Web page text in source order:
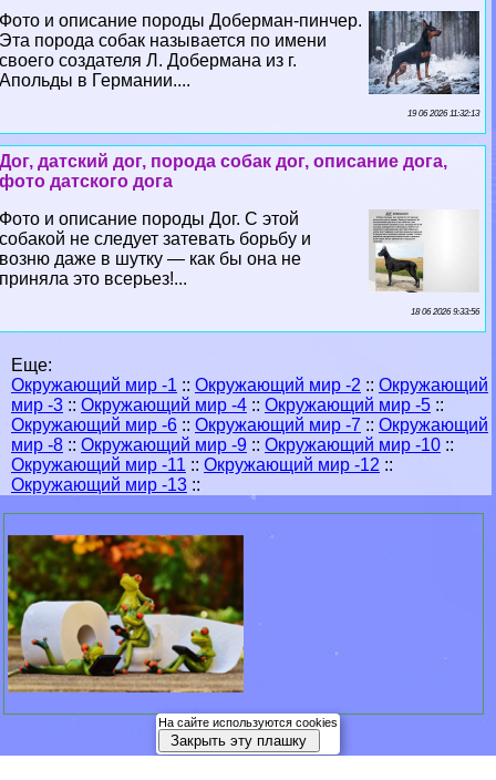
Фото и описание породы Доберман-пинчер.
Эта порода собак называется по имени
своего создателя Л. Добермана из г.
Апольды в Германии....
19 06 2026 11:32:13
Дог, датский дог, порода собак дог, описание дога,
фото датского дога
Фото и описание породы Дог. С этой
собакой не следует затевать борьбу и
возню даже в шутку — как бы она не
приняла это всерьез!...
18 06 2026 9:33:56
Еще:
Окружающий мир -1 :: Окружающий мир -2 :: Окружающий
мир -3 :: Окружающий мир -4 :: Окружающий мир -5 ::
Окружающий мир -6 :: Окружающий мир -7 :: Окружающий
мир -8 :: Окружающий мир -9 :: Окружающий мир -10 ::
Окружающий мир -11 :: Окружающий мир -12 ::
Окружающий мир -13 ::
На сайте используются cookies
Закрыть эту плашку